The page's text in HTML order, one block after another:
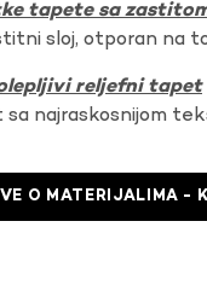
tapete sa
sloj, otporan na
reljefni tapet
najraskosnijom
O MATERIJALIMA -